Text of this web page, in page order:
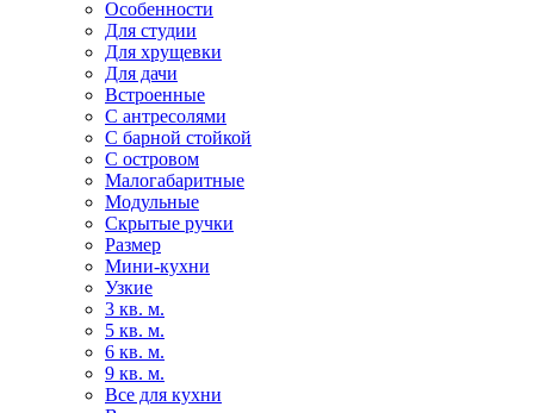
Особенности
Для студии
Для хрущевки
Для дачи
Встроенные
С антресолями
С барной стойкой
С островом
Малогабаритные
Модульные
Скрытые ручки
Размер
Мини-кухни
Узкие
3 кв. м.
5 кв. м.
6 кв. м.
9 кв. м.
Все для кухни